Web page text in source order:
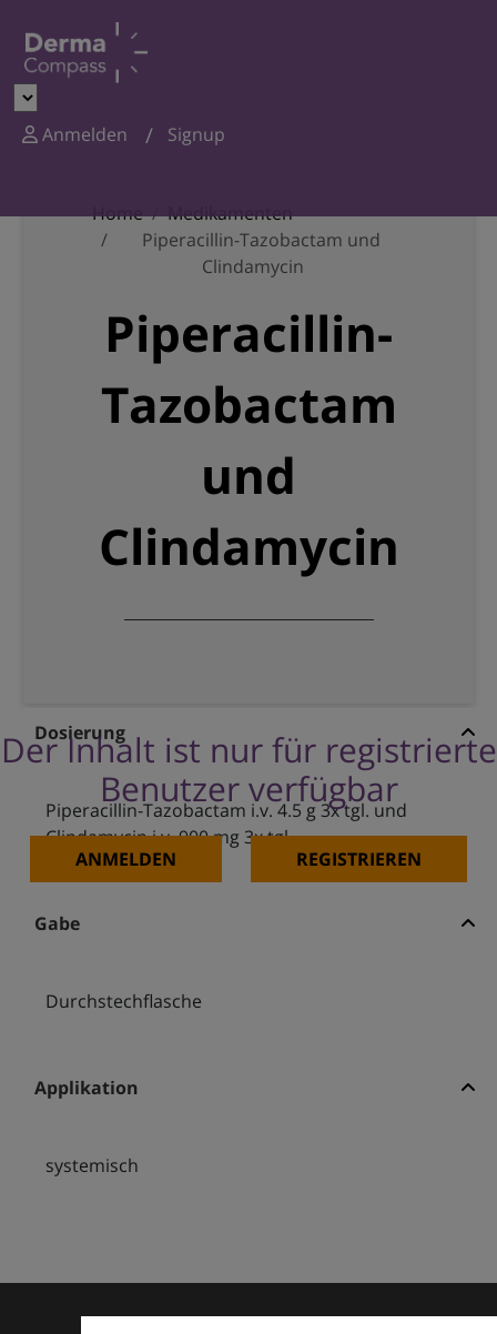
Anmelden Signup
Home
Medikamenten
Piperacillin-Tazobactam und
Clindamycin
Piperacillin-
Tazobactam
und
Clindamycin
Der Inhalt ist nur für registrierte
Benutzer verfügbar
ANMELDEN REGISTRIEREN
Dosierung
Piperacillin-Tazobactam i.v. 4.5 g 3x tgl. und
Clindamycin i.v. 900 mg 3x tgl.
Gabe
Durchstechflasche
Applikation
systemisch